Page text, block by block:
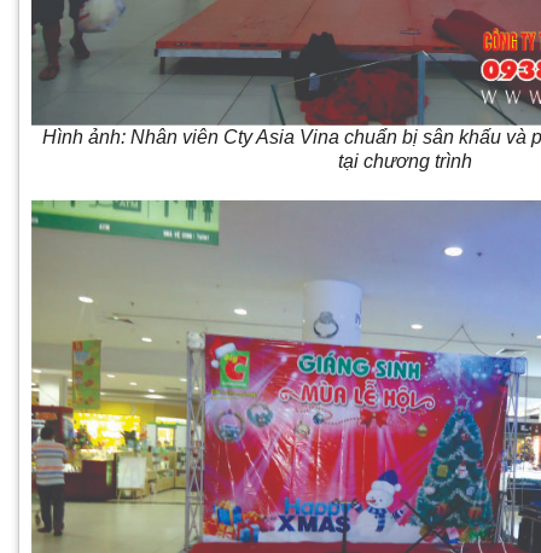
Hình ảnh: Nhân viên Cty Asia Vina chuẩn bị sân khấu và
tại chương trình